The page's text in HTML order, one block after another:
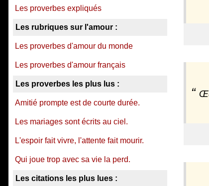
Les proverbes expliqués
Les rubriques sur l'amour :
Les proverbes d'amour du monde
Les proverbes d'amour français
Les proverbes les plus lus :
Amitié prompte est de courte durée.
Les mariages sont écrits au ciel.
L'espoir fait vivre, l'attente fait mourir.
Qui joue trop avec sa vie la perd.
Les citations les plus lues :